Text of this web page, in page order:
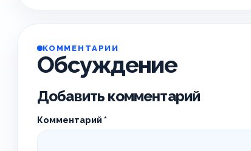
КОММЕНТАРИИ
Обсуждение
Добавить комментарий
Комментарий *